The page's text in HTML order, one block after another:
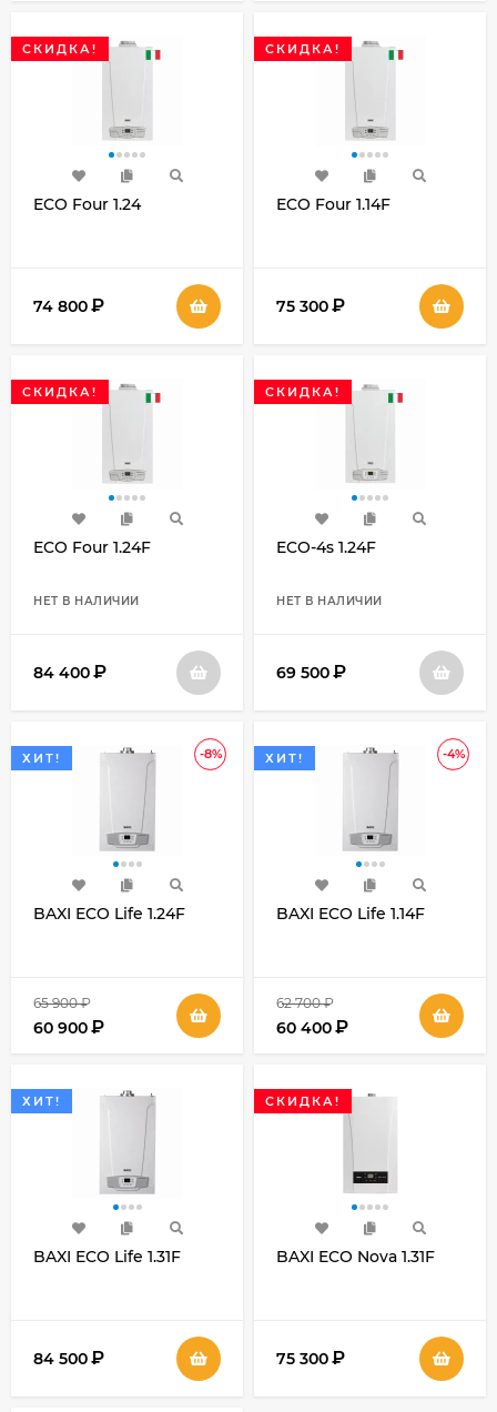
СКИДКА!
ECO Four 1.24
74 800₽
СКИДКА!
ECO Four 1.14F
75 300₽
СКИДКА!
ECO Four 1.24F
НЕТ В НАЛИЧИИ
84 400₽
СКИДКА!
ECO-4s 1.24F
НЕТ В НАЛИЧИИ
69 500₽
-8%
ХИТ!
BAXI ECO Life 1.24F
65 900 ₽
60 900₽
-4%
ХИТ!
BAXI ECO Life 1.14F
62 700 ₽
60 400₽
ХИТ!
BAXI ECO Life 1.31F
84 500₽
СКИДКА!
BAXI ECO Nova 1.31F
75 300₽